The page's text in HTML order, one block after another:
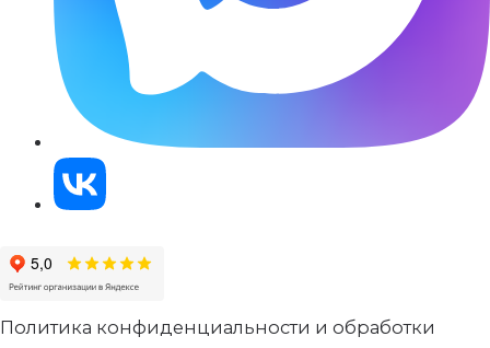
Политика конфиденциальности и обработки